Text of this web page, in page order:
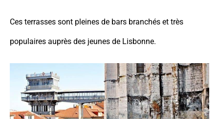
Ces terrasses sont pleines de bars branchés et très
populaires auprès des jeunes de Lisbonne.